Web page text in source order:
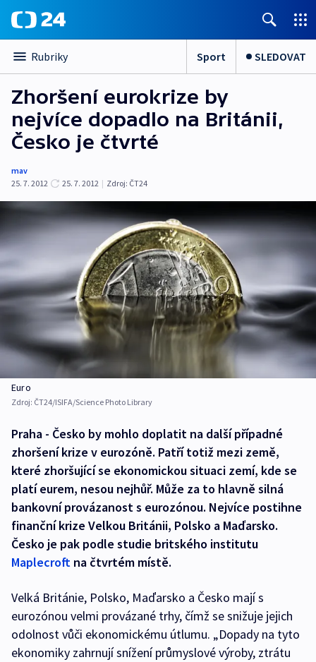
Rubriky Sport SLEDOVAT
Zhoršení eurokrize by
nejvíce dopadlo na Británii,
Česko je čtvrté
mav
25. 7. 2012
25. 7. 2012 | Zdroj: ČT24
Euro
Zdroj: ČT24/ISIFA/Science Photo Library
Praha - Česko by mohlo doplatit na další případné
zhoršení krize v eurozóně. Patří totiž mezi země,
které zhoršující se ekonomickou situaci zemí, kde se
platí eurem, nesou nejhůř. Může za to hlavně silná
bankovní provázanost s eurozónou. Nejvíce postihne
finanční krize Velkou Británii, Polsko a Maďarsko.
Česko je pak podle studie britského institutu
Maplecroft na čtvrtém místě.
Velká Británie, Polsko, Maďarsko a Česko mají s
eurozónou velmi provázané trhy, čímž se snižuje jejich
odolnost vůči ekonomickému útlumu. „Dopady na tyto
ekonomiky zahrnují snížení průmyslové výroby, ztrátu